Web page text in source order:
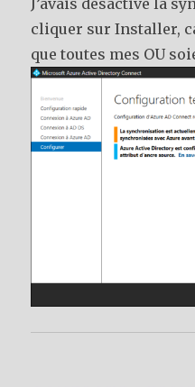
cliquer sur Installer,
que toutes mes OU